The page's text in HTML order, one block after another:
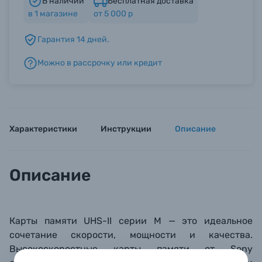
Б/У фототехника (Комиссионные товары)
Уценённые товары
в 1 магазине
от 5 000 р
Гарантия 14 дней.
Можно в рассрочку или кредит
Характеристики Инструкции Описание
Описание
Карты памяти UHS-II серии M — это идеальное
сочетание скорости, мощности и качества.
Высокоскоростные карты памяти от Sony